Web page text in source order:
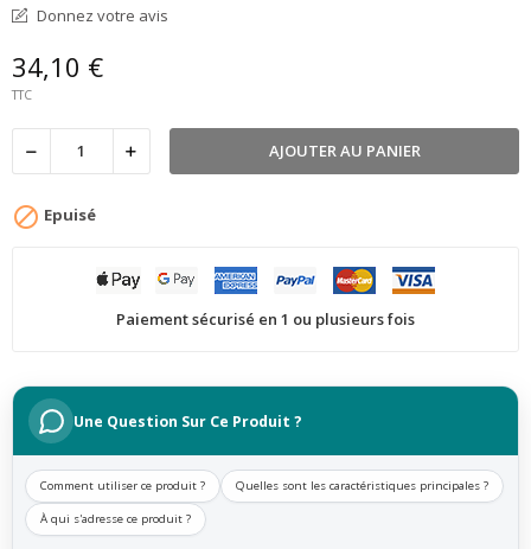
Donnez votre avis
34,10 €
TTC
AJOUTER AU PANIER
 Epuisé
Paiement sécurisé en 1 ou plusieurs fois
Une Question Sur Ce Produit ?
Comment utiliser ce produit ? Quelles sont les caractéristiques principales ?
À qui s'adresse ce produit ?